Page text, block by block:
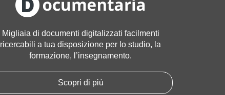
Migliaia di documenti digitalizzati facilmenti
ricercabili a tua disposizione per lo studio, la
formazione, l’insegnamento.
Scopri di più